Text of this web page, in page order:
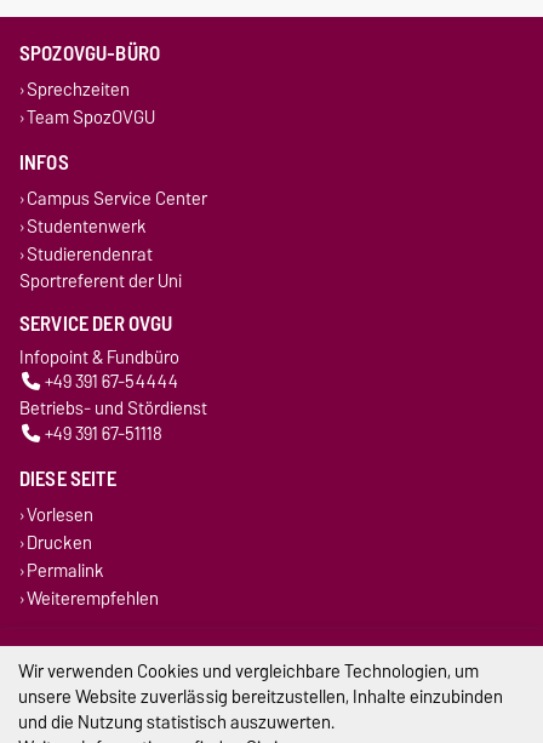
SPOZOVGU-BÜRO
Sprechzeiten
Team SpozOVGU
INFOS
Campus Service Center
Studentenwerk
Studierendenrat
Sportreferent der Uni
SERVICE DER OVGU
Infopoint & Fundbüro
+49 391 67-54444
Betriebs- und Stördienst
+49 391 67-51118
DIESE SEITE
Vorlesen
Drucken
Permalink
Weiterempfehlen
Impressum
Datenschutz
Wir verwenden Cookies und vergleichbare Technologien, um
unsere Website zuverlässig bereitzustellen, Inhalte einzubinden
und die Nutzung statistisch auszuwerten.